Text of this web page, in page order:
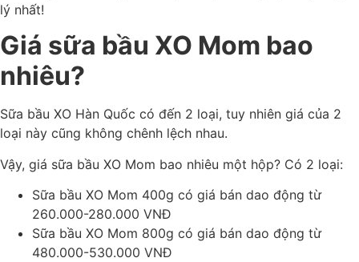
lý nhất!
Giá sữa bầu XO Mom bao
nhiêu?
Sữa bầu XO Hàn Quốc có đến 2 loại, tuy nhiên giá của 2
loại này cũng không chênh lệch nhau.
Vậy, giá sữa bầu XO Mom bao nhiêu một hộp? Có 2 loại:
Sữa bầu XO Mom 400g có giá bán dao động từ
260.000-280.000 VNĐ
Sữa bầu XO Mom 800g có giá bán dao động từ
480.000-530.000 VNĐ